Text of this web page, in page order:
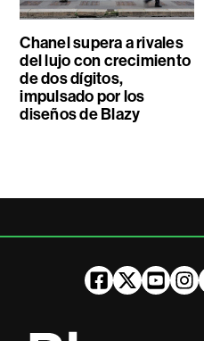
Chanel supera a rivales
del lujo con crecimiento
de dos dígitos,
impulsado por los
diseños de Blazy